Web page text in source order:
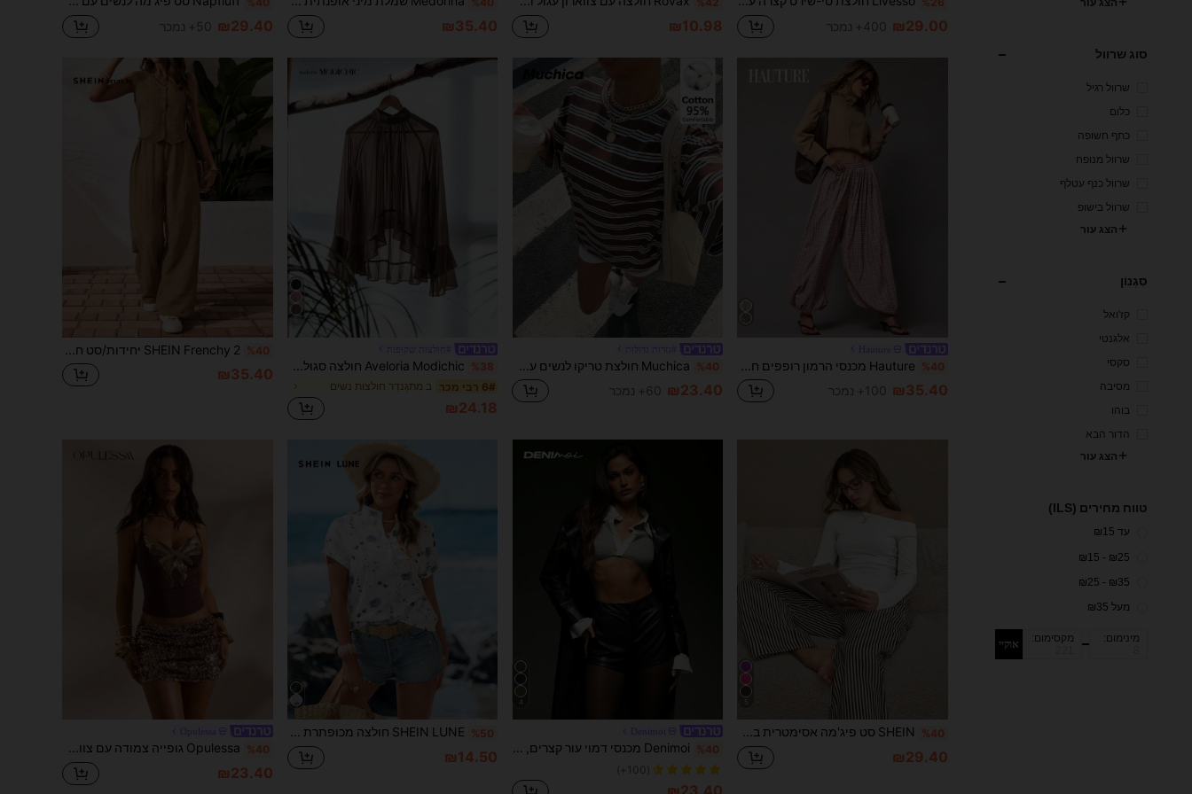
הצג עור
סוג שרוול
שרוול רגיל
כלום
כתף חשופה
שרוול מנופח
שרוול כנף עטלף
שרוול בישופ
הצג עור
סִגְנוֹן
קז'ואל
אלגנטי
סקסי
מסיבה
בוהו
הדור הבא
הצג עור
טווח מחירים (ILS)
עד ₪15
₪25 - ₪15
₪35 - ₪25
מעל ₪35
מינימום: מקסימום: אוקיי
%26
₪29.00 400+ נמכר
%42
₪10.98
%40
₪35.40
%40
₪29.40 50+ נמכר
%40
₪35.40 100+ נמכר
%40
₪23.40 60+ נמכר
%38
6# רבי מכר ב מִתגַנדֵר חולצות נשים
₪24.18
%40
₪35.40
%40 SHEIN סט פיג'מה אסימטרית בצבע אחיד עם כתף ושרוולים ארוכים לנשים
₪29.40
4
%40 Denimoi מכנסי דמוי עור קצרים, סתיו וחורף, אופנתי, מכנסי מיקרו מיני קצרים, מכנסי מועדון קצרים, ליציאה
(100+)
%50 SHEIN LUNE חולצה מכופתרת עם הדפס פרחוני כחול וצווארון V לנשים, קיץ לנשים, חולצות קז'ואל, חולצה עם הדפס פרחוני, חולצה חמודה לנשים, מתאימה ליציאה, חולצות אופנתיות לנשים, חופשה
₪14.50
%40 Opulessa גופייה צמודה עם צווארון קולר בצבע אחיד לנשים, אביב/קיץ
₪23.40